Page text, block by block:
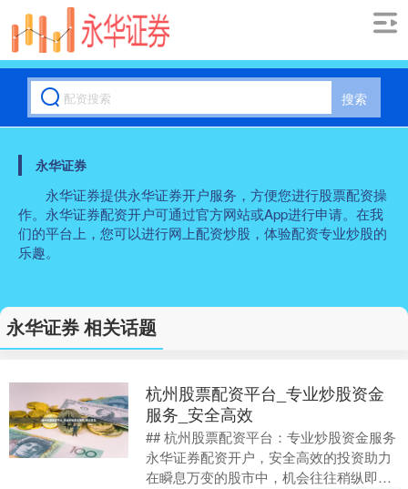
搜索
永华证券
永华证券提供永华证券开户服务，方便您进行股票配资操
作。永华证券配资开户可通过官方网站或App进行申请。在我
们的平台上，您可以进行网上配资炒股，体验配资专业炒股的
乐趣。
永华证券 相关话题
杭州股票配资平台_专业炒股资金
服务_安全高效
## 杭州股票配资平台：专业炒股资金服务
永华证券配资开户，安全高效的投资助力
在瞬息万变的股市中，机会往往稍纵即